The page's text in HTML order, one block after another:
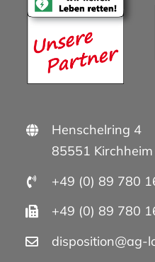
Henschelring 4
85551
+49 (0) 89 780
+49 (0) 89 780
disposition@ag-